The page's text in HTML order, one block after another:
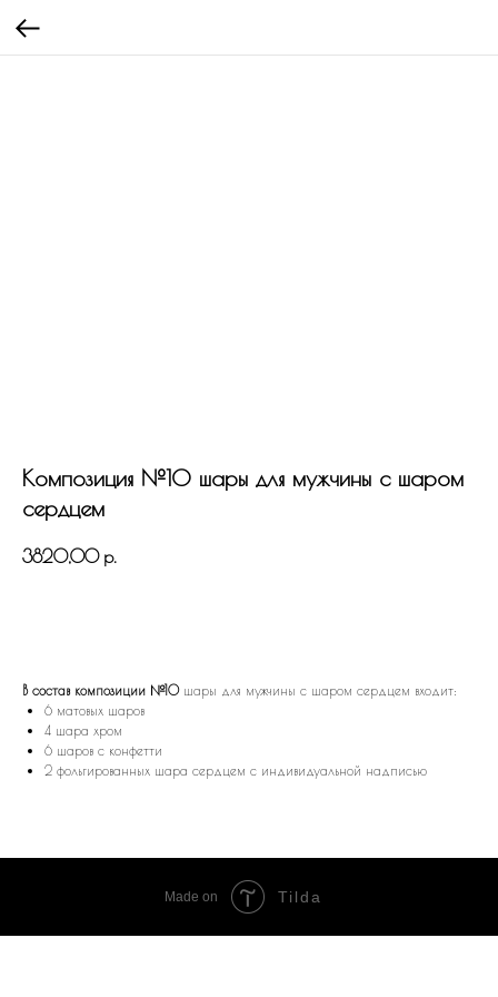
Композиция №10 шары для мужчины с шаром
сердцем
3820,00 р.
В состав композиции №10 шары для мужчины с шаром сердцем входит:
6 матовых шаров
4 шара хром
6 шаров с конфетти
2 фольгированных шара сердцем с индивидуальной надписью
Made on Tilda